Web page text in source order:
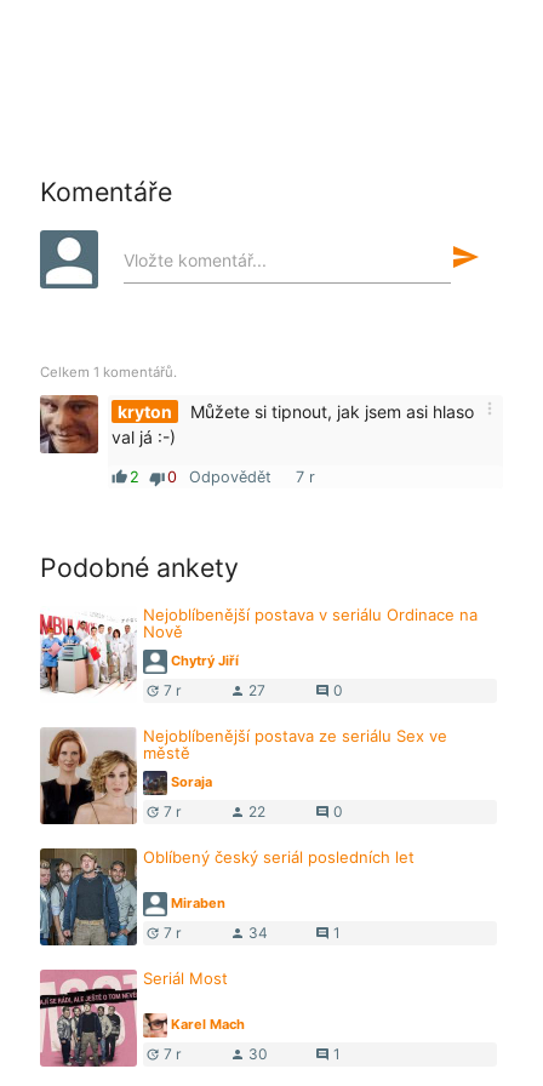
Komentáře
Vložte komentář... send
Celkem 1 komentářů.
kryton more_vert
Můžete si tipnout, jak jsem asi hlaso
val já :-)
thumb_up 2 thumb_down0 Odpovědět 7 r
Podobné ankety
Nejoblíbenější postava v seriálu Ordinace na
Nově
Chytrý Jiří
update 7 r person 27 comment 0
Nejoblíbenější postava ze seriálu Sex ve
městě
Soraja
update 7 r person 22 comment 0
Oblíbený český seriál posledních let
Miraben
update 7 r person 34 comment 1
Seriál Most
Karel Mach
update 7 r person 30 comment 1